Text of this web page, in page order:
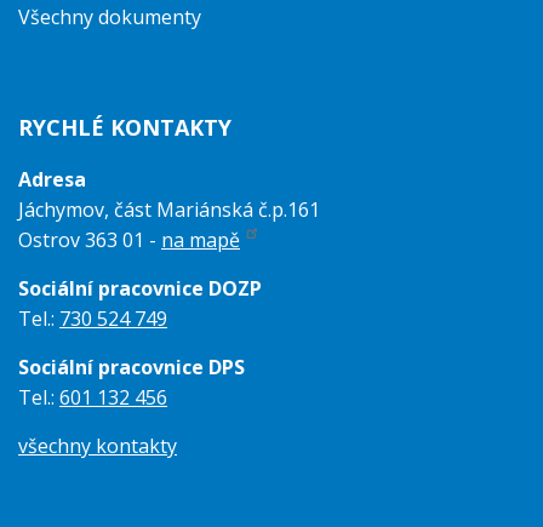
Všechny dokumenty
RYCHLÉ KONTAKTY
Adresa
Jáchymov, část Mariánská č.p.161
Ostrov 363 01 - na mapě
Sociální pracovnice DOZP
Tel.: 730 524 749
Sociální pracovnice DPS
Tel.: 601 132 456
všechny kontakty